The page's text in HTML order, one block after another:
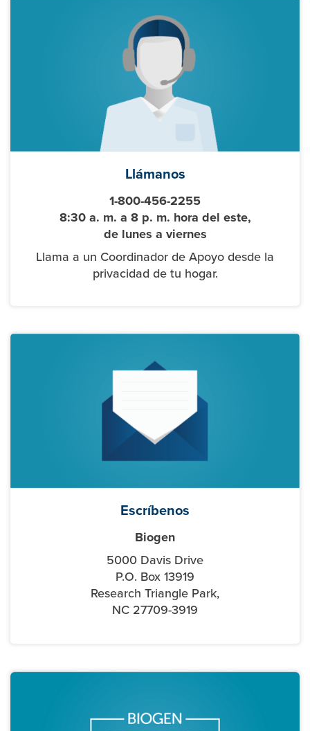
Llámanos
1-800-456-2255
8:30a. m. a 8 p. m. hora del este,
de lunes a viernes
Llama a un Coordinador de Apoyo desde la
privacidad de tu hogar.
Escríbenos
Biogen
5000 Davis Drive
P.O. Box 13919
Research Triangle Park,
NC 27709-3919